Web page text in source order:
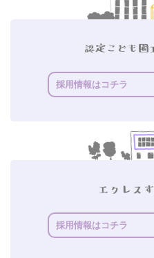
採用情報はコチラ
採用情報はコチラ